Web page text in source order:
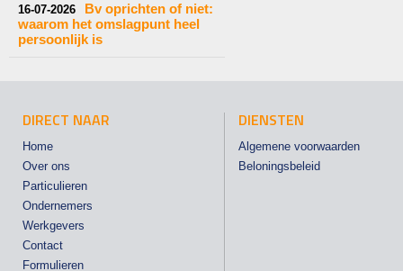
16-07-2026
Bv oprichten of niet:
waarom het omslagpunt heel
persoonlijk is
DIRECT NAAR
Home
Over ons
Particulieren
Ondernemers
Werkgevers
Contact
Formulieren
DIENSTEN
Algemene voorwaarden
Beloningsbeleid